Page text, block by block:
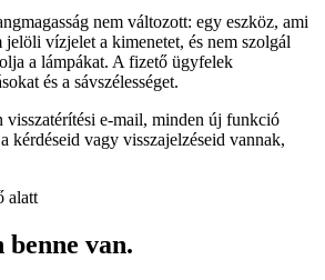
nem változott: egy eszköz, ami
jelöli vízjelet a kimenetet, és nem szolgál
a lámpákat. A fizető ügyfelek
és a sávszélességet.
visszatérítési e-mail, minden új funkció
kérdéseid vagy visszajelzéseid vannak,
alatt
van.